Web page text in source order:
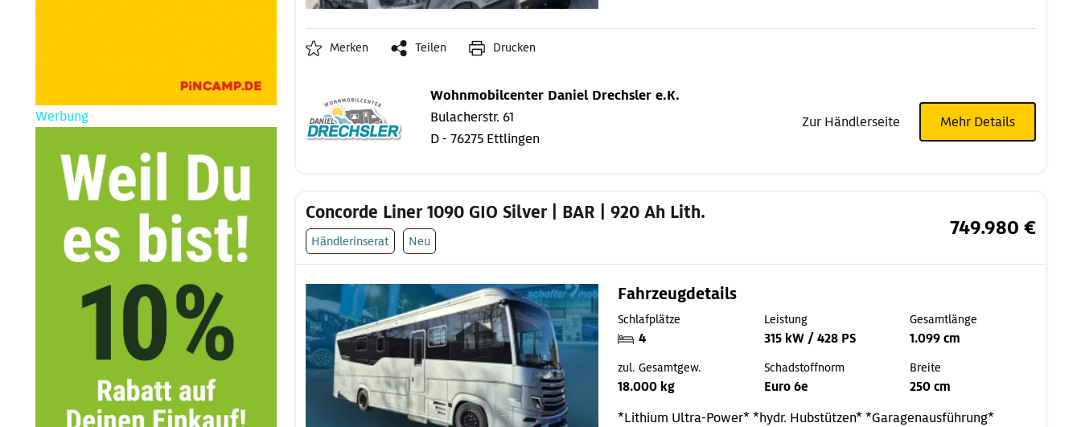
Merken Teilen Drucken
Wohnmobilcenter Daniel Drechsler e.K.
Bulacherstr. 61
D - 76275 Ettlingen
Zur Händlerseite Mehr Details
Concorde Liner 1090 GIO Silver | BAR | 920 Ah Lith.
Händlerinserat Neu
749.980 €
Fahrzeugdetails
Schlafplätze
4
Leistung
315 kW / 428 PS
Gesamtlänge
1.099 cm
zul. Gesamtgew.
18.000 kg
Schadstoffnorm
Euro 6e
Breite
250 cm
*Lithium Ultra-Power* *hydr. Hubstützen* *Garagenausführung*
Werbung